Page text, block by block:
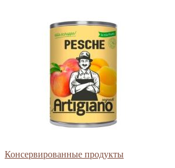
Консервированные продукты